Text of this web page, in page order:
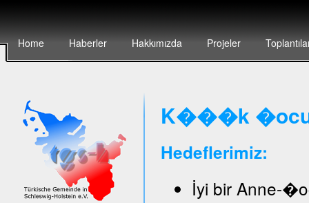
Home Haberler Hakkımızda Projeler
K���k
Hedeflerimiz:
İyi bir Anne-